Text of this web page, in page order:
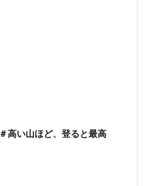
＃高い山ほど、登ると最高